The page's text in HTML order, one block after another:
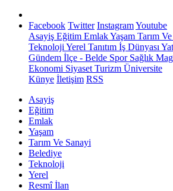
Facebook Twitter InstagramYoutube
Asayiş Eğitim EmlakYaşam Tarım
Teknoloji Yerel Tanıtım İş Dünyası
Gündem İlçe - Belde SporSağlık
Ekonomi Siyaset Turizm Üniversite
Künye İletişim RSS
Asayiş
Eğitim
Emlak
Yaşam
Tarım Ve Sanayi
Belediye
Teknoloji
Yerel
Resmî İlan